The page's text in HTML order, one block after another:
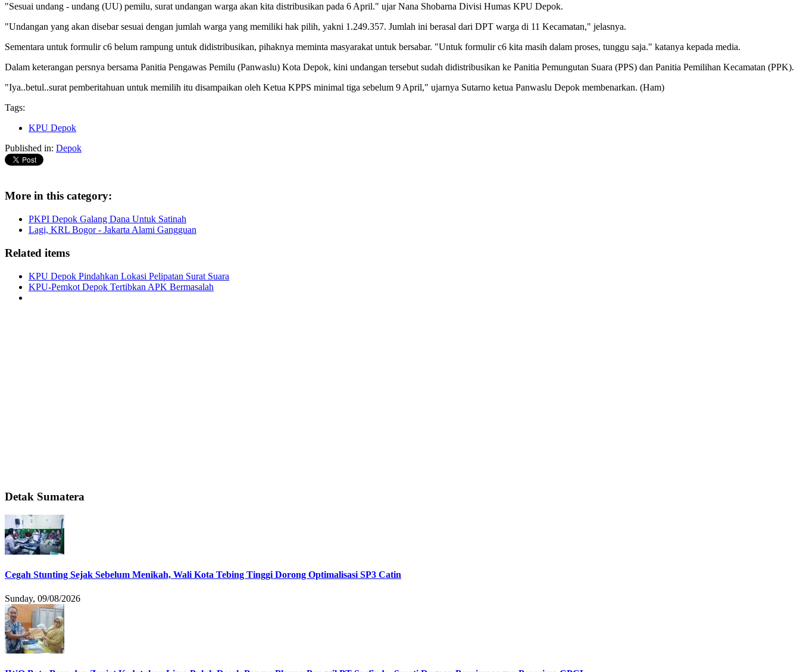
"Sesuai undang - undang (UU) pemilu, surat undangan warga akan kita distribusikan pada 6 April." ujar Nana Shobarna Divisi Humas KPU Depok.
"Undangan yang akan disebar sesuai dengan jumlah warga yang memiliki hak pilih, yakni 1.249.357. Jumlah ini berasal dari DPT warga di 11 Kecamatan," jelasnya.
Sementara untuk formulir c6 belum rampung untuk didistribusikan, pihaknya meminta masyarakat untuk bersabar. "Untuk formulir c6 kita masih dalam proses, tunggu saja." katanya kepada media.
Dalam keterangan persnya bersama Panitia Pengawas Pemilu (Panwaslu) Kota Depok, kini undangan tersebut sudah didistribusikan ke Panitia Pemungutan Suara (PPS) dan Panitia Pemilihan Kecamatan (PPK).
"Iya..betul..surat pemberitahuan untuk memilih itu disampaikan oleh Ketua KPPS minimal tiga sebelum 9 April," ujarnya Sutarno ketua Panwaslu Depok membenarkan. (Ham)
Tags:
KPU Depok
Published in: Depok
More in this category:
PKPI Depok Galang Dana Untuk Satinah
Lagi, KRL Bogor - Jakarta Alami Gangguan
Related items
KPU Depok Pindahkan Lokasi Pelipatan Surat Suara
KPU-Pemkot Depok Tertibkan APK Bermasalah
Detak Sumatera
Cegah Stunting Sejak Sebelum Menikah, Wali Kota Tebing Tinggi Dorong Optimalisasi SP3 Catin
Sunday, 09/08/2026